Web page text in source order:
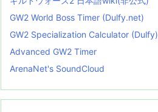
GW2 World Boss Timer (Dulfy.net)
GW2 Specialization Calculator (Dulfy)
Advanced GW2 Timer
ArenaNet's SoundCloud